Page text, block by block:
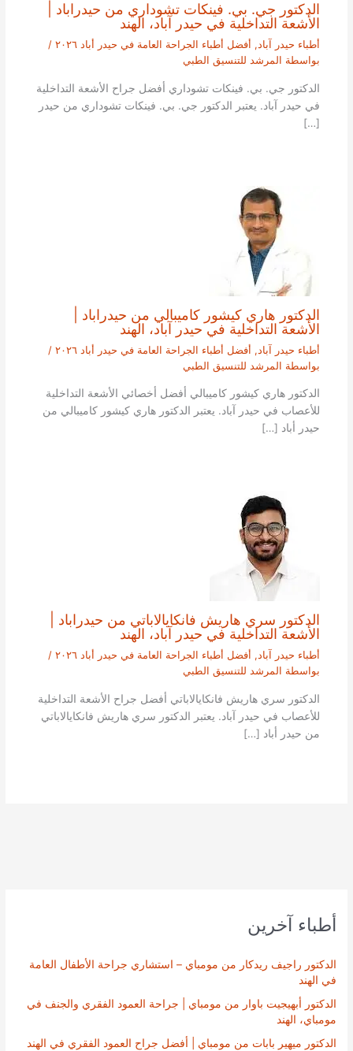
أطباء آخرين
الدكتور راجيف ريدكار من مومباي – استشاري جراحة الأطفال العامة
في الهند
الدكتور أبهيجيت باوار من مومباي | جراحة العمود الفقري والجنف في
مومباي، الهند
الدكتور ميهير بابات من مومباي | أفضل جراح العمود الفقري في الهند
الدكتور جي. بي. فينكات تشوداري من حيدراباد |
الأشعة التداخلية في حيدر آباد، الهند
أطباء حيدر آباد, أفضل أطباء الجراحة العامة في حيدر أباد ٢٠٢٦
/
بواسطة المرشد للتنسيق الطبي
الدكتور جي. بي. فينكات تشوداري أفضل جراح الأشعة التداخلية
في حيدر آباد. يعتبر الدكتور جي. بي. فينكات تشوداري من حيدر
[…]
الدكتور هاري كيشور كاميبالي من حيدراباد |
الأشعة التداخلية في حيدر آباد، الهند
أطباء حيدر آباد , أفضل أطباء الجراحة العامة في حيدر أباد ٢٠٢٦
/
بواسطة المرشد للتنسيق الطبي
الدكتور هاري كيشور كاميبالي أفضل أخصائي الأشعة التداخلية
للأعصاب في حيدر آباد. يعتبر الدكتور هاري كيشور كاميبالي من
حيدر أباد […]
الدكتور سري هاريش فانكايالاباتي من حيدراباد |
الأشعة التداخلية في حيدر آباد، الهند
أطباء حيدر آباد , أفضل أطباء الجراحة العامة في حيدر أباد ٢٠٢٦
/
بواسطة المرشد للتنسيق الطبي
الدكتور سري هاريش فانكايالاباتي أفضل جراح الأشعة التداخلية
للأعصاب في حيدر آباد. يعتبر الدكتور سري هاريش فانكايالاباتي
من حيدر أباد […]